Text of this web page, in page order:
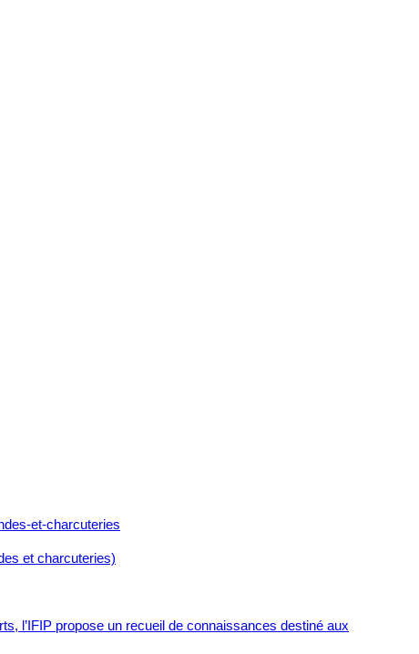
et charcuteries)
l’IFIP propose un recueil de connaissances destiné aux